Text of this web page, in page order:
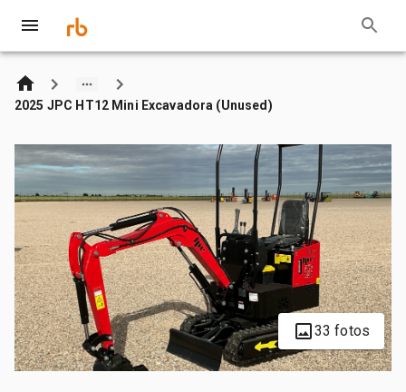
2025 JPC HT12 Mini Excavadora (Unused)
33 fotos